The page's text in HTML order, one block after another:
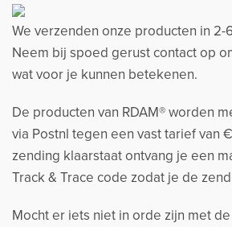
We verzenden onze producten in 2-
Neem bij spoed gerust contact op
wat voor je kunnen betekenen.
De producten van RDAM® worden
via Postnl tegen een vast tarief van
zending klaarstaat ontvang je een
Track & Trace code zodat je de
Mocht er iets niet in orde zijn met